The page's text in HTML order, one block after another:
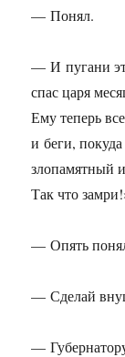
— Понял.
— И пугани
спас царя
Ему теперь
и беги,
злопамятный
Так что
— Опять
— Сделай
—